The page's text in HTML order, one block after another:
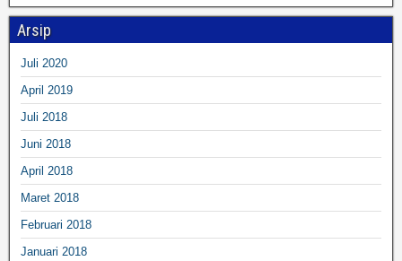
Arsip
Juli 2020
April 2019
Juli 2018
Juni 2018
April 2018
Maret 2018
Februari 2018
Januari 2018